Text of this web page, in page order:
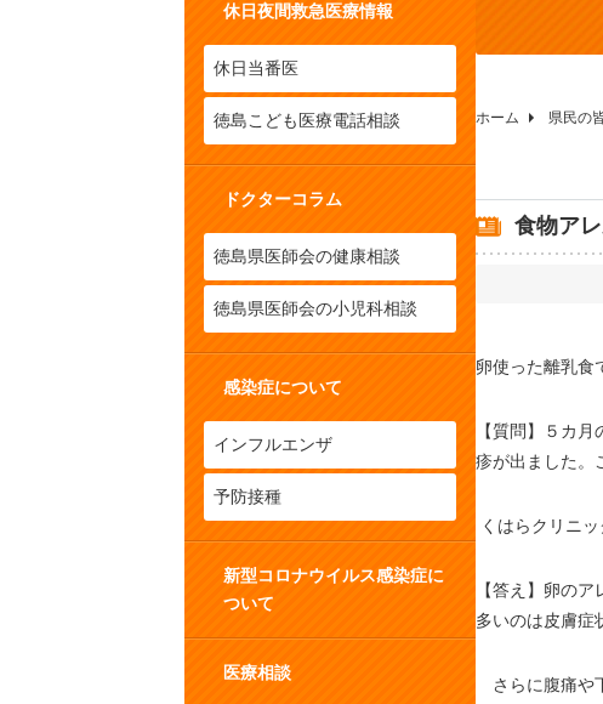
ホーム 県民の
食物ア
卵使った離乳食
【質問】５カ
疹が出ました。
くはらクリニ
【答え】卵の
多いのは皮膚症
さらに腹痛や
休日夜間救急医療情報
休日当番医
徳島こども医療電話相談
ドクターコラム
徳島県医師会の健康相談
徳島県医師会の小児科相談
感染症について
インフルエンザ
予防接種
新型コロナウイルス感染症に
ついて
医療相談